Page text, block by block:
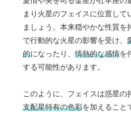
まり火星のフェイスに位置して
ましょう。本来穏やかな性質を
で行動的な火星の影響を受け、
的になったり、情熱的な感情を
する可能性があります。
このように、フェイスは惑星の
支配星特有の色彩を加えること